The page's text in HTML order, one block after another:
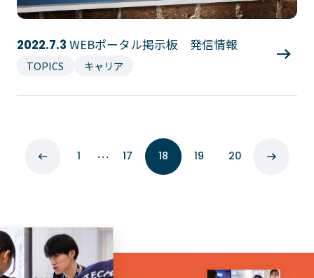
2022.7.3 WEBポータル掲示板 発信情報
TOPICS キャリア
1 … 17 18 19 20